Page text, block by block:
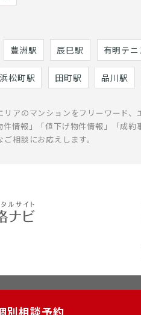
別相談予約
豊洲駅 辰巳駅 有明テ
浜松町駅 田町駅 品川駅
リアのマンションをフリーワード
情報」「値下げ物件情報」「成
相談にお応えします。